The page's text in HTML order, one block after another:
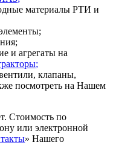
материалы РТИ и
и агрегаты на
клапаны,
посмотреть на Нашем
Стоимость по
или электронной
» Нашего